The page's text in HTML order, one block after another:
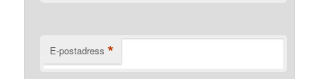
E-postadress *